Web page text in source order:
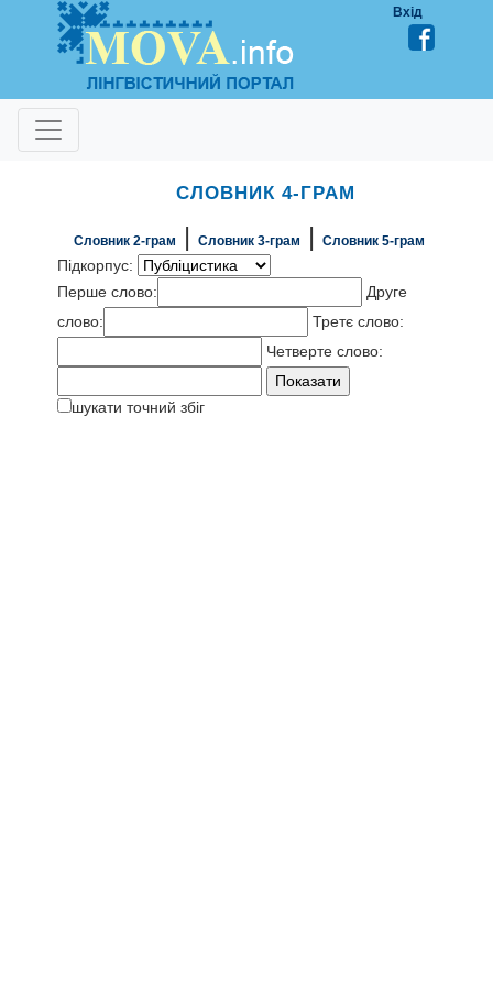
Вхід
СЛОВНИК 4-ГРАМ
Словник 2-грам | Словник 3-грам | Словник 5-грам
Підкорпус:
Перше слово:
Друге
слово:
Третє слово:
Четверте слово:
шукати точний збіг